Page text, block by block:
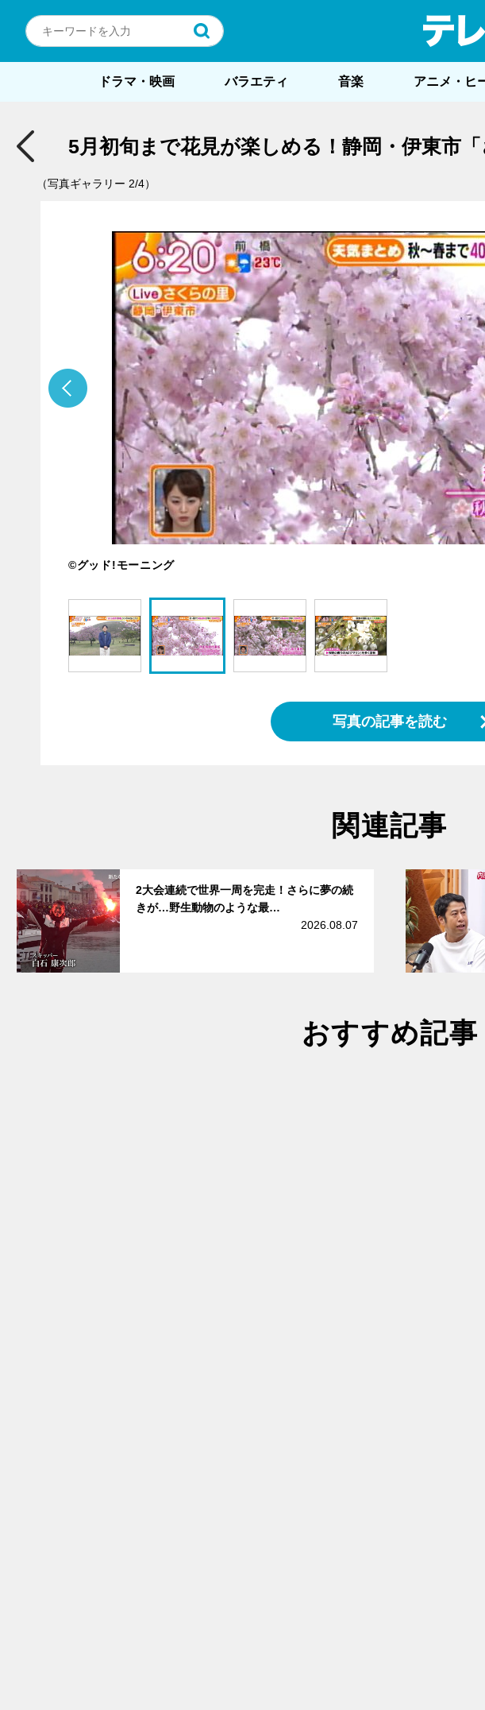
ドラマ・映画 バラエティ 音楽 アニメ・ヒ
5月初旬まで花見が楽しめる！静岡・伊東市「
（写真ギャラリー 2/4）
©グッド!モーニング
写真の記事を読む
関連記事
2大会連続で世界一周を完走！さらに夢の続
きが…野生動物のような最…
2026.08.07
おすすめ記事